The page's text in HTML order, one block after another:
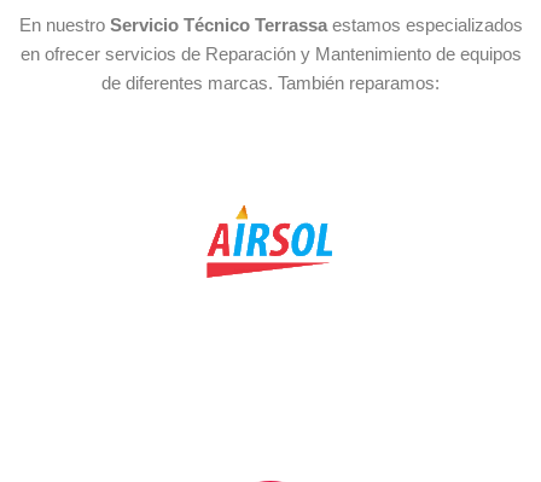
En nuestro Servicio Técnico Terrassaestamos especializados
en ofrecer servicios de Reparación y Mantenimiento de equipos
de diferentes marcas. También reparamos: